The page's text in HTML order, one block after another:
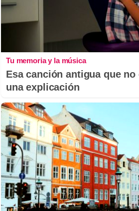
Tu memoria y la música
Esa canción antigua que
una explicación